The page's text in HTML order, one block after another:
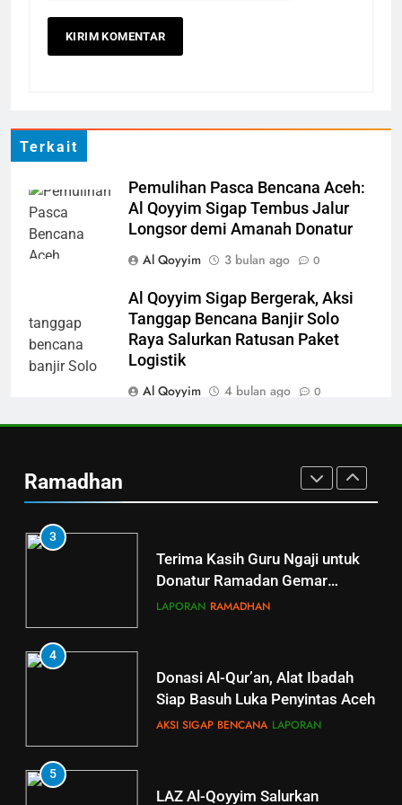
Terkait
Pemulihan Pasca Bencana Aceh:
Al Qoyyim Sigap Tembus Jalur
Longsor demi Amanah Donatur
Al Qoyyim
3 bulan ago 0
Al Qoyyim Sigap Bergerak, Aksi
Tanggap Bencana Banjir Solo
Raya Salurkan Ratusan Paket
Logistik
Al Qoyyim
4 bulan ago 0
LAZ Al Qoyyim Kirim 400 Mushaf
Al Qoyyim
4 bulan ago 0
LAZ Al Qoyyim Salurkan Bantuan
Penyintas Bencana Gayo Lues
Aceh Tahap 3
Al Qoyyim
5 bulan ago
Ramadhan
AKSI SIGAP BENCANA
Gemar Berbagi
LAPORAN RAMADHAN
Berkah dengan bayar fidyah
RAMADHAN
Penyaluran Apresiasi Marbot
dan Guru Ngaji LAZ Al Qoyyim
Tahap 4 di Nguter
LAPORAN
2 Jangkau Bulu, Tawangsari,
3
Terima Kasih Guru Ngaji untuk
Donatur Ramadan Gemar
Berbagi
LAPORAN RAMADHAN
4
Donasi Al-Qur’an, Alat Ibadah
Siap Basuh Luka Penyintas Aceh
AKSI SIGAP BENCANA LAPORAN
5
LAZ Al-Qoyyim Salurkan
5
Tahsin Griya Tahfidz Al-Qoyyim: